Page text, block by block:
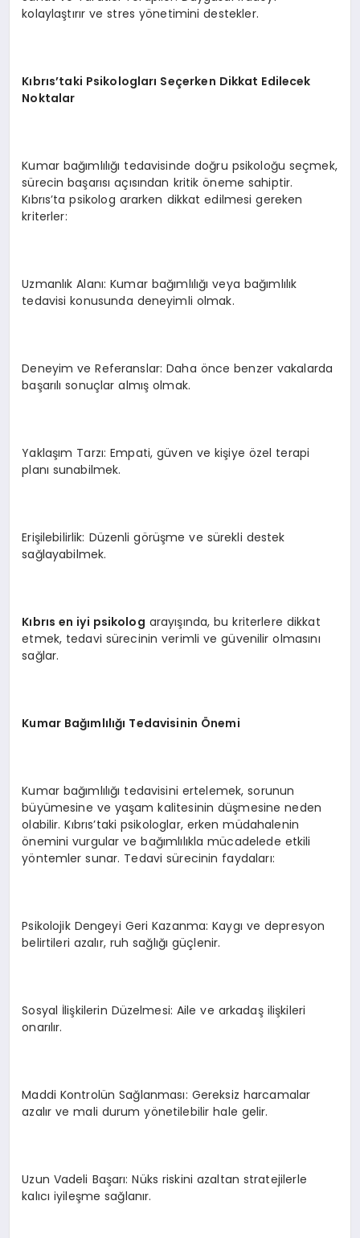
kolaylaştırır ve stres yönetimini destekler.
Kıbrıs’taki Psikologları Seçerken Dikkat Edilecek
Noktalar
Kumar bağımlılığı tedavisinde doğru psikoloğu seçmek,
sürecin başarısı açısından kritik öneme sahiptir.
Kıbrıs’ta psikolog ararken dikkat edilmesi gereken
kriterler:
Uzmanlık Alanı: Kumar bağımlılığı veya bağımlılık
tedavisi konusunda deneyimli olmak.
Deneyim ve Referanslar: Daha önce benzer vakalarda
başarılı sonuçlar almış olmak.
Yaklaşım Tarzı: Empati, güven ve kişiye özel terapi
planı sunabilmek.
Erişilebilirlik: Düzenli görüşme ve sürekli destek
sağlayabilmek.
Kıbrıs en iyi psikolog arayışında, bu kriterlere dikkat
etmek, tedavi sürecinin verimli ve güvenilir olmasını
sağlar.
Kumar Bağımlılığı Tedavisinin Önemi
Kumar bağımlılığı tedavisini ertelemek, sorunun
büyümesine ve yaşam kalitesinin düşmesine neden
olabilir. Kıbrıs’taki psikologlar, erken müdahalenin
önemini vurgular ve bağımlılıkla mücadelede etkili
yöntemler sunar. Tedavi sürecinin faydaları:
Psikolojik Dengeyi Geri Kazanma: Kaygı ve depresyon
belirtileri azalır, ruh sağlığı güçlenir.
Sosyal İlişkilerin Düzelmesi: Aile ve arkadaş ilişkileri
onarılır.
Maddi Kontrolün Sağlanması: Gereksiz harcamalar
azalır ve mali durum yönetilebilir hale gelir.
Uzun Vadeli Başarı: Nüks riskini azaltan stratejilerle
kalıcı iyileşme sağlanır.